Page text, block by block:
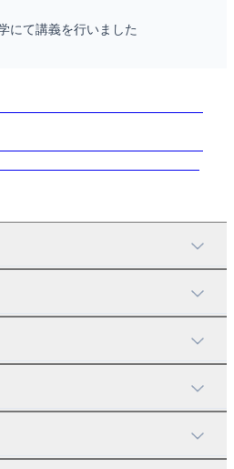
にて講義を行いました
徴
ート